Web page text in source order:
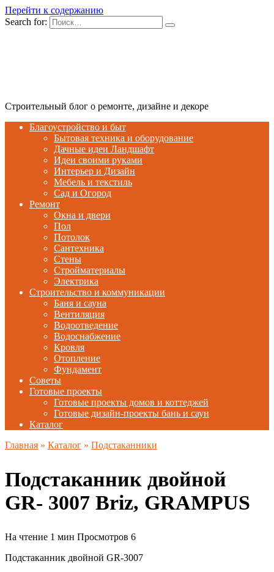
Перейти к содержанию
Search for:
Строительный блог о ремонте, дизайне и декоре
Благоустройство и быт
Бытовая техника и оборудование
Дачные идеи Ландшафт
Идеи своими руками
Интерьер и Дизайн
Мебель и текстиль
Сад и Огород
Ремонт
Окна и двери
Пол
Потолок
Сантехника
Стены
Стройматериалы
Электрика
Строительство и коммуникации
Баня и сауна
Вентиляция
Водоотведение
Водоснабжение
Кровля
Отопление
Фундамент
Советы
Готовые проекты
Готовые проекты домов и коттеджей
Готовые дизайн-проекты бань и саун
Каталог
Главная » Каталог » Подстаканники
Подстаканник двойной
GR- 3007 Briz, GRAMPUS
На чтение 1 мин Просмотров 6
Подстаканник двойной GR-3007